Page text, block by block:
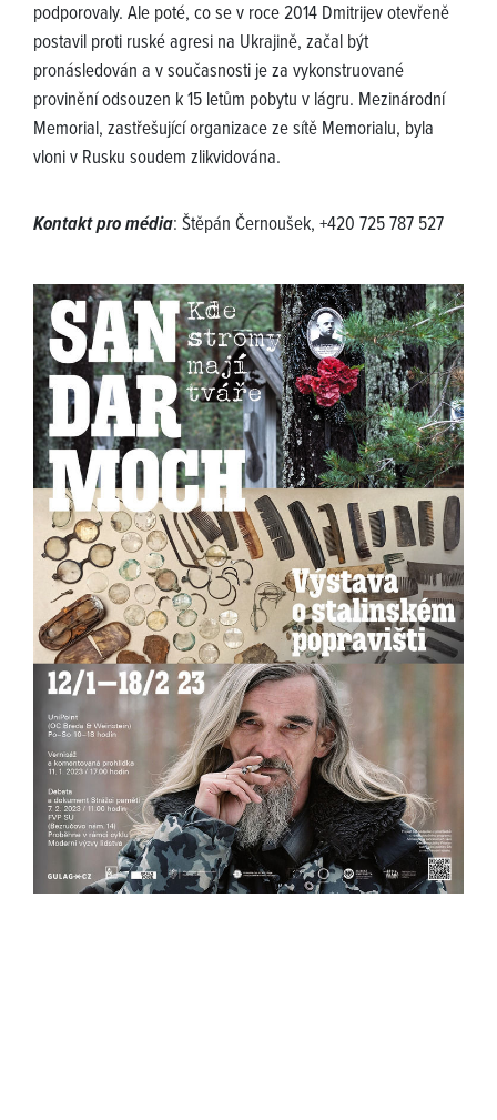
podporovaly. Ale poté, co se v roce 2014 Dmitrijev otevřeně
postavil proti ruské agresi na Ukrajině, začal být
pronásledován a v současnosti je za vykonstruované
provinění odsouzen k 15 letům pobytu v lágru. Mezinárodní
Memorial, zastřešující organizace ze sítě Memorialu, byla
vloni v Rusku soudem zlikvidována.
Kontakt pro média: Štěpán Černoušek, +420 725 787 527